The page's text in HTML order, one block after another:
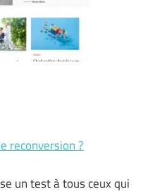
reconversion ?
un test à tous ceux qui